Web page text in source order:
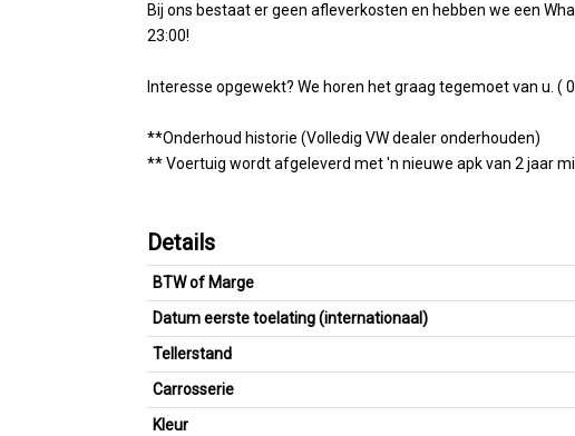
Bij ons bestaat er geen afleverkosten en hebben we een
23:00!
Interesse opgewekt? We horen het graag tegemoet van u. (
**Onderhoud historie (Volledig VW dealer onderhouden)
** Voertuig wordt afgeleverd met 'n nieuwe apk van 2 jaar
Details
BTW of Marge
Datum eerste toelating (internationaal)
Tellerstand
Carrosserie
Kleur